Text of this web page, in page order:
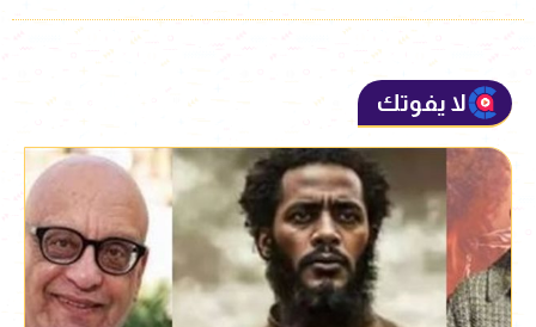
لا يفوتك